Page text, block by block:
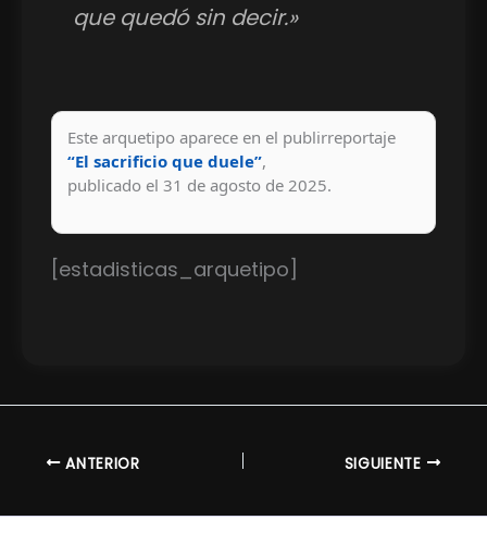
que quedó sin decir.»
Este arquetipo aparece en el publirreportaje
“El sacrificio que duele”,
publicado el 31 de agosto de 2025.
[estadisticas_arquetipo]
ANTERIOR SIGUIENTE